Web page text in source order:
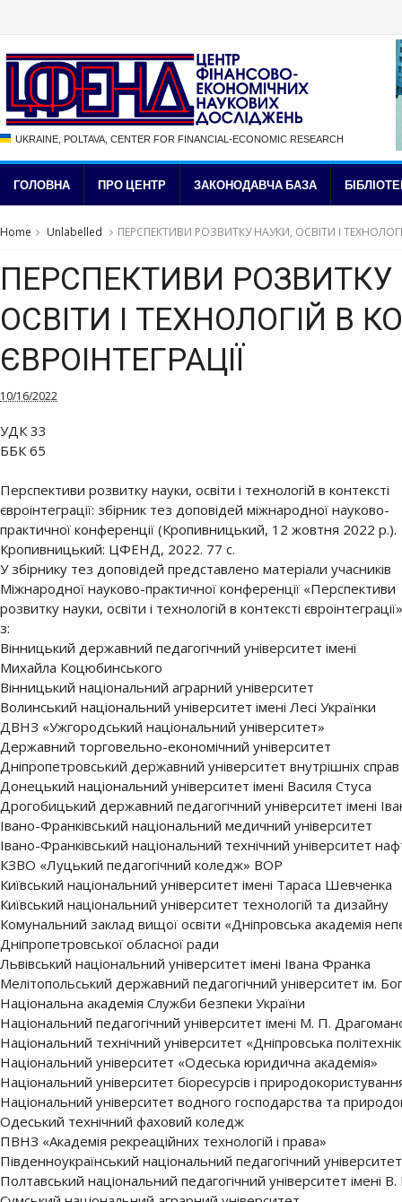
UKRAINE, POLTAVA, CENTER FOR FINANCIAL-ECONOMIC RESEARCH
ГОЛОВНА ПРО ЦЕНТР ЗАКОНОДАВЧА БАЗА
Home Unlabelled ПЕРСПЕКТИВИ РОЗВИТКУ НАУКИ, ОСВІТИ І
ПЕРСПЕКТИВИ РОЗВИТКУ
ОСВІТИ І ТЕХНОЛОГІЙ В
ЄВРОІНТЕГРАЦІЇ
10/16/2022
УДК 33
ББК 65
Перспективи розвитку науки, освіти і технологій в контексті
євроінтеграції: збірник тез доповідей міжнародної науково-
практичної конференції (Кропивницький, 12 жовтня 2022 р.).
Кропивницький: ЦФЕНД, 2022. 77 с.
У збірнику тез доповідей представлено матеріали учасників
Міжнародної науково-практичної конференції «Перспективи
розвитку науки, освіти і технологій в контексті євроінтеграції»
з:
Вінницький державний педагогічний університет імені
Михайла Коцюбинського
Вінницький національний аграрний університет
Волинський національний університет імені Лесі Українки
ДВНЗ «Ужгородський національний університет»
Державний торговельно-економічний університет
Дніпропетровський державний університет внутрішніх справ
Донецький національний університет імені Василя Стуса
Дрогобицький державний педагогічний університет імені
Івано-Франківський національний медичний університет
Івано-Франківський національний технічний університет
КЗВО «Луцький педагогічний коледж» ВОР
Київський національний університет імені Тараса Шевченка
Київський національний університет технологій та дизайну
Комунальний заклад вищої освіти «Дніпровська академія
Дніпропетровської обласної ради
Львівський національний університет імені Івана Франка
Мелітопольський державний педагогічний університет ім.
Національна академія Служби безпеки України
Національний педагогічний університет імені М. П.
Національний технічний університет «Дніпровська
Національний університет «Одеська юридична академія»
Національний університет біоресурсів і
Національний університет водного господарства та
Одеський технічний фаховий коледж
ПВНЗ «Академія рекреаційних технологій і права»
Південноукраїнський національний педагогічний
Полтавський національний педагогічний університет імені